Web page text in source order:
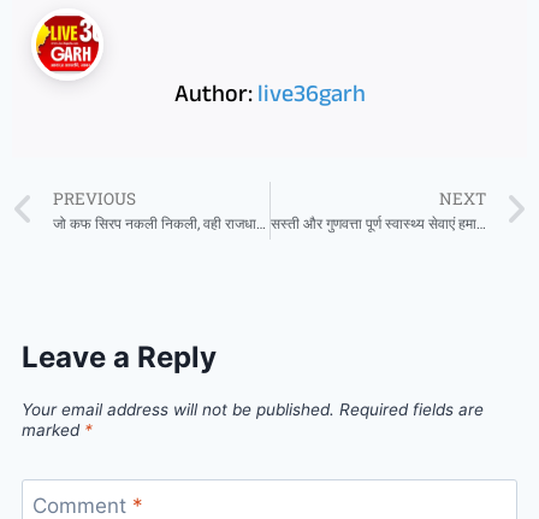
Author:live36garh
PREVIOUS
जो कफ सिरप नकली निकली, वही राजधानी समेत प्रदेशभर में बिक रही
NEXT
सस्ती और गुणवत्ता पूर्ण स्वास्थ्य सेवाएं हमारी सरकार की प्राथमिकता – मुख्यमंत्री साय
Leave a Reply
Your email address will not be published. Required fields are
marked *
Comment *